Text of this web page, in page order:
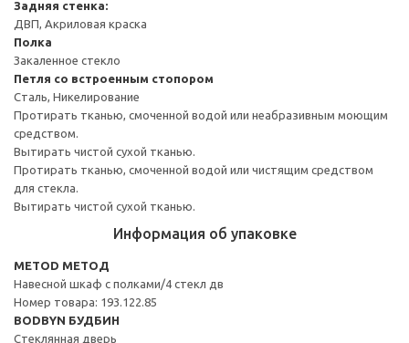
Задняя стенка:
ДВП, Акриловая краска
Полка
Закаленное стекло
Петля со встроенным стопором
Сталь, Никелирование
Протирать тканью, смоченной водой или неабразивным моющим
средством.
Вытирать чистой сухой тканью.
Протирать тканью, смоченной водой или чистящим средством
для стекла.
Вытирать чистой сухой тканью.
Информация об упаковке
METOD МЕТОД
Навесной шкаф с полками/4 стекл дв
Номер товара: 193.122.85
BODBYN БУДБИН
Стеклянная дверь